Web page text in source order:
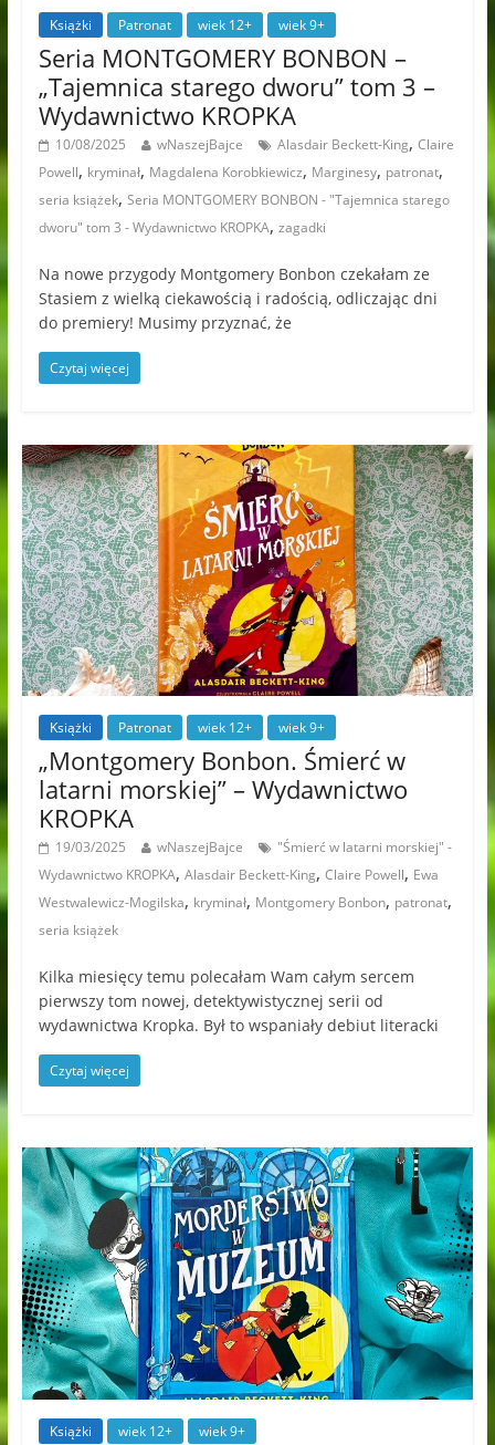
Książki Patronat wiek 12+ wiek 9+
Seria MONTGOMERY BONBON –
„Tajemnica starego dworu” tom 3 –
Wydawnictwo KROPKA
10/08/2025 wNaszejBajce Alasdair Beckett-King, Claire
Powell, kryminał, Magdalena Korobkiewicz, Marginesy, patronat,
seria książek, Seria MONTGOMERY BONBON - "Tajemnica starego
dworu" tom 3 - Wydawnictwo KROPKA, zagadki
Na nowe przygody Montgomery Bonbon czekałam ze
Stasiem z wielką ciekawością i radością, odliczając dni
do premiery! Musimy przyznać, że
Czytaj więcej
Książki Patronat wiek 12+ wiek 9+
„Montgomery Bonbon. Śmierć w
latarni morskiej” – Wydawnictwo
KROPKA
19/03/2025 wNaszejBajce
"Śmierć w latarni morskiej" -
Wydawnictwo KROPKA, Alasdair Beckett-King, Claire Powell, Ewa
Westwalewicz-Mogilska, kryminał, Montgomery Bonbon, patronat,
seria książek
Kilka miesięcy temu polecałam Wam całym sercem
pierwszy tom nowej, detektywistycznej serii od
wydawnictwa Kropka. Był to wspaniały debiut literacki
Czytaj więcej
Książki wiek 12+ wiek 9+